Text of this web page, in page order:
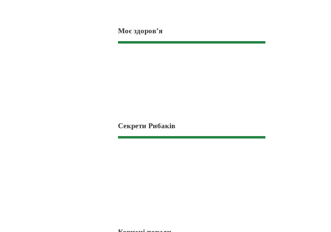
Моє здоров’я
Секрети Рибаків